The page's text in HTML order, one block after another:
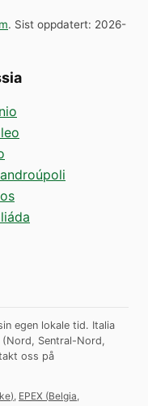
. Sist oppdatert: 2026-
egen lokale tid. Italia
Sentral-Nord,
oss på
) EPEX (Belgia,